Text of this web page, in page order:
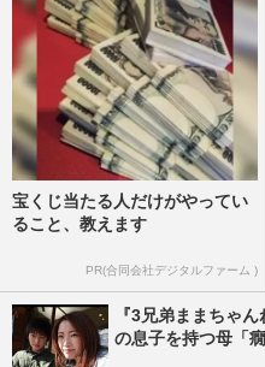
宝くじ当たる人だけがやってい
ること、教えます
PR(合同会社デジタルファーム )
『3兄弟ままちゃ
の息子を持つ母「